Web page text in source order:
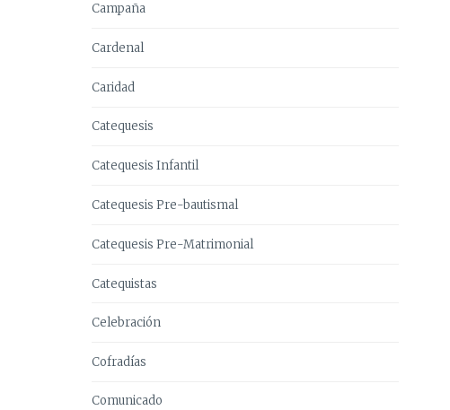
Campaña
Cardenal
Caridad
Catequesis
Catequesis Infantil
Catequesis Pre-bautismal
Catequesis Pre-Matrimonial
Catequistas
Celebración
Cofradías
Comunicado